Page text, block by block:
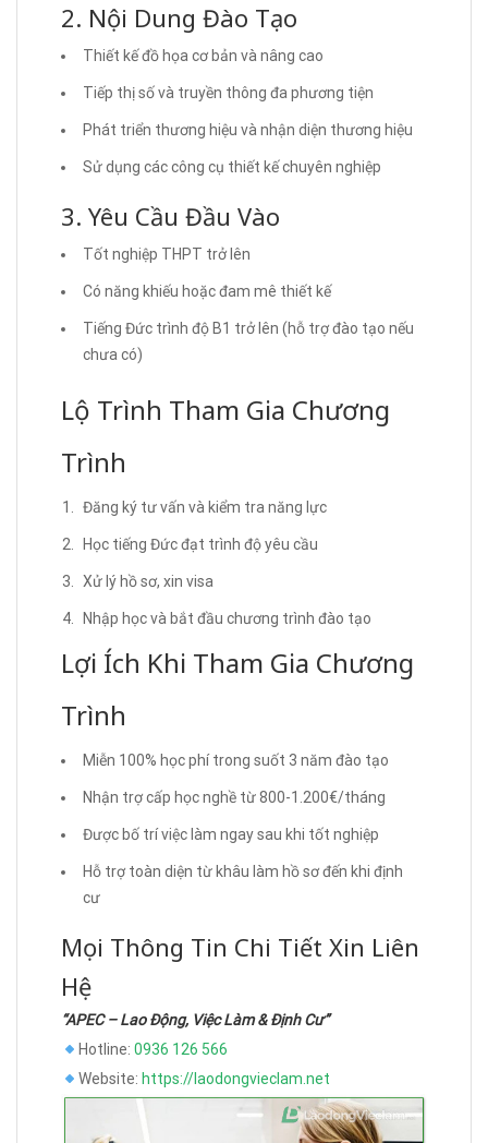
2. Nội Dung Đào Tạo
Thiết kế đồ họa cơ bản và nâng cao
Tiếp thị số và truyền thông đa phương tiện
Phát triển thương hiệu và nhận diện thương hiệu
Sử dụng các công cụ thiết kế chuyên nghiệp
3. Yêu Cầu Đầu Vào
Tốt nghiệp THPT trở lên
Có năng khiếu hoặc đam mê thiết kế
Tiếng Đức trình độ B1 trở lên (hỗ trợ đào tạo nếu
chưa có)
Lộ Trình Tham Gia Chương
Trình
Đăng ký tư vấn và kiểm tra năng lực
Học tiếng Đức đạt trình độ yêu cầu
Xử lý hồ sơ, xin visa
Nhập học và bắt đầu chương trình đào tạo
Lợi Ích Khi Tham Gia Chương
Trình
Miễn 100% học phí trong suốt 3 năm đào tạo
Nhận trợ cấp học nghề từ 800-1.200€/tháng
Được bố trí việc làm ngay sau khi tốt nghiệp
Hỗ trợ toàn diện từ khâu làm hồ sơ đến khi định
cư
Mọi Thông Tin Chi Tiết Xin Liên
Hệ
“APEC – Lao Động, Việc Làm & Định Cư”
Hotline: 0936 126 566
Website: https://laodongvieclam.net